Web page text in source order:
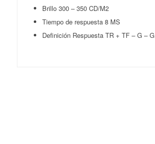
Brillo 300 – 350 CD/M2
Tiempo de respuesta 8 MS
Definición Respuesta TR + TF – G – G